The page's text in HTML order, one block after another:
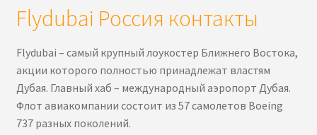
Flydubai Россия контакты
Flydubai – самый крупный лоукостер Ближнего Востока,
акции которого полностью принадлежат властям
Дубая. Главный хаб – международный аэропорт Дубая.
Флот авиакомпании состоит из 57 самолетов Boeing
737 разных поколений.